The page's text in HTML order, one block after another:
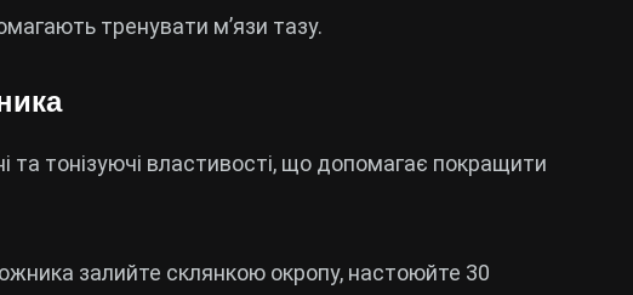
тренувати м’язи тазу.
та тонізуючі властивості, що допомагає покращити
залийте склянкою окропу, настоюйте 30